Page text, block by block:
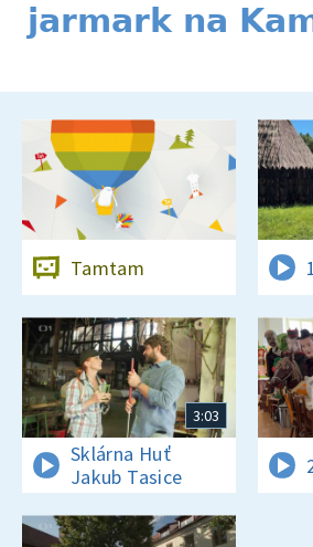
jarmark na
Tamtam
3:03
Sklárna Huť
Jakub Tasice